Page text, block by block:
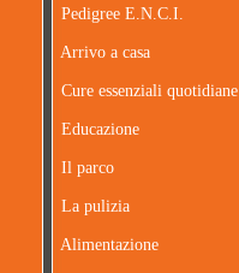
Pedigree E.N.C.I.
Arrivo a casa
Cure essenziali quotidiane
Educazione
Il parco
La pulizia
Alimentazione